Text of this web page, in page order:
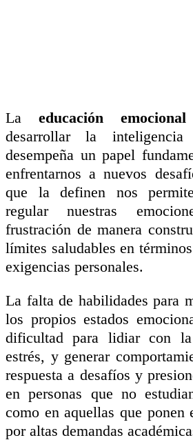
Laeducación
desarrollar la inteligencia
desempeña un papel
enfrentarnos a nuevos
que la definen nos
regular nuestras
frustración de manera
límites saludables en
exigencias personales.
La falta de habilidades para
los propios estados
dificultad para lidiar con
estrés, y generar
respuesta a desafíos y
en personas que no
como en aquellas que ponen
por altas demandas